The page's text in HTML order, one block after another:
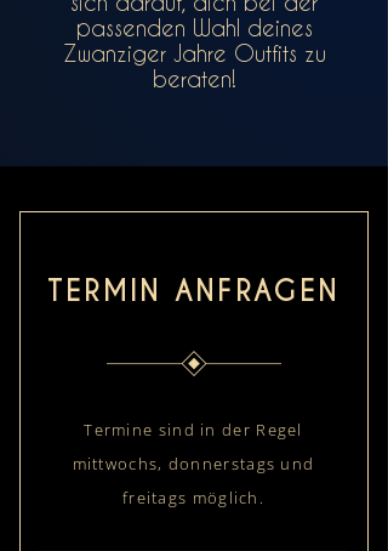
passenden Wahl deines
Zwanziger Jahre Outfits zu
beraten!
TERMIN ANFRAGEN
Termine sind in der Regel
mittwochs, donnerstags und
freitags möglich.